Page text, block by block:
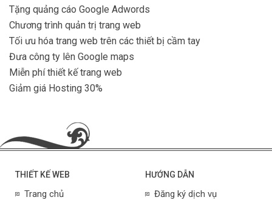
Tặng quảng cáo Google Adwords
Chương trình quản trị trang web
Tối ưu hóa trang web trên các thiết bị cầm tay
Đưa công ty lên Google maps
Miễn phí thiết kế trang web
Giảm giá Hosting 30%
THIẾT KẾ WEB
Trang chủ
HƯỚNG DẪN
Đăng ký dịch vụ